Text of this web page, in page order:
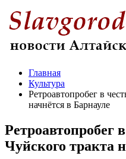
Главная
Культура
Ретроавтопробег в
начнётся в Барнауле
Ретроавтопробег
Чуйского тракта